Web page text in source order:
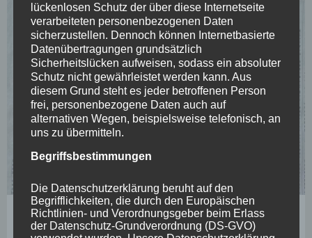
Yoga
Yoga im Museum *News to tell*
lückenlosen Schutz der über diese Internetseite
verarbeiteten personenbezogenen Daten
sicherzustellen. Dennoch können Internetbasierte
Datenübertragungen grundsätzlich
Sicherheitslücken aufweisen, sodass ein absoluter
Schutz nicht gewährleistet werden kann. Aus
diesem Grund steht es jeder betroffenen Person
frei, personenbezogene Daten auch auf
alternativen Wegen, beispielsweise telefonisch, an
uns zu übermitteln.
Begriffsbestimmungen
Die Datenschutzerklärung beruht auf den
Begrifflichkeiten, die durch den Europäischen
Richtlinien- und Verordnungsgeber beim Erlass
der Datenschutz-Grundverordnung (DS-GVO)